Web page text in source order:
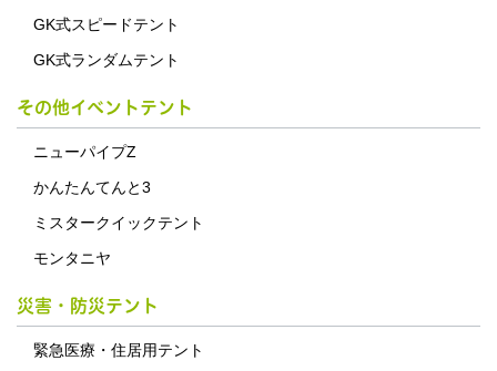
GK式スピードテント
GK式ランダムテント
その他イベントテント
ニューパイプZ
かんたんてんと3
ミスタークイックテント
モンタニヤ
災害・防災テント
緊急医療・住居用テント